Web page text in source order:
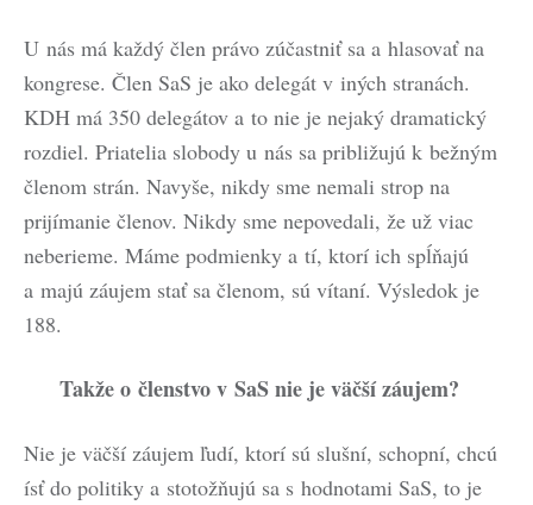
U nás má každý člen právo zúčastniť sa a hlasovať na
kongrese. Člen SaS je ako delegát v iných stranách.
KDH má 350 delegátov a to nie je nejaký dramatický
rozdiel. Priatelia slobody u nás sa približujú k bežným
členom strán. Navyše, nikdy sme nemali strop na
prijímanie členov. Nikdy sme nepovedali, že už viac
neberieme. Máme podmienky a tí, ktorí ich spĺňajú
a majú záujem stať sa členom, sú vítaní. Výsledok je
188.
Takže o členstvo v SaS nie je väčší záujem?
Nie je väčší záujem ľudí, ktorí sú slušní, schopní, chcú
ísť do politiky a stotožňujú sa s hodnotami SaS, to je